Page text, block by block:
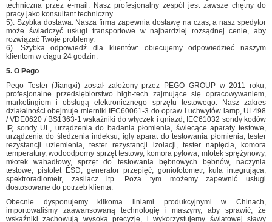
techniczna przez e-mail. Nasz profesjonalny zespół jest zawsze chętny do
pracy jako konsultant techniczny.
5). Szybka dostawa: Nasza firma zapewnia dostawę na czas, a nasz spedytor
może świadczyć usługi transportowe w najbardziej rozsądnej cenie, aby
rozwiązać Twoje problemy.
6). Szybka odpowiedź dla klientów: obiecujemy odpowiedzieć naszym
klientom w ciągu 24 godzin.
5. O Pego
Pego Tester (Jiangxi) został założony przez PEGO GROUP w 2011 roku,
profesjonalne przedsiębiorstwo high-tech zajmujące się opracowywaniem,
marketingiem i obsługą elektronicznego sprzętu testowego. Nasz zakres
działalności obejmuje mierniki IEC60061-3 do opraw i uchwytów lamp, UL498
/ VDE0620 / BS1363-1 wskaźniki do wtyczek i gniazd, IEC61032 sondy kodów
IP, sondy UL, urządzenia do badania płomienia, świecące aparaty testowe,
urządzenia do śledzenia indeksu, igły aparat do testowania płomienia, tester
rezystancji uziemienia, tester rezystancji izolacji, tester napięcia, komora
temperatury, wodoodporny sprzęt testowy, komora pyłowa, młotek sprężynowy,
młotek wahadłowy, sprzęt do testowania bębnowych bębnów, naczynia
testowe, pistolet ESD, generator przepięć, goniofotometr, kula integrująca,
spektroradiometr, zasilacz itp. Poza tym możemy zapewnić usługi
dostosowane do potrzeb klienta.
Obecnie dysponujemy kilkoma liniami produkcyjnymi w Chinach,
importowaliśmy zaawansowaną technologię i maszyny, aby sprawić, że
wskaźniki zachowują wysoką precyzję, i wykorzystujemy światowej sławy